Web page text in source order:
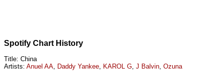
Spotify Chart History
Title: China
Artists: Anuel AA, Daddy Yankee, KAROL G, J Balvin, Ozuna